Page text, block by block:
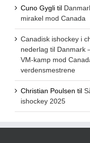
Cuno Gygli til
mirakel mod Canada
Canadisk ishockey i
nederlag til Danmark
VM-kamp mod
verdensmestrene
Christian Poulsen til
ishockey 2025